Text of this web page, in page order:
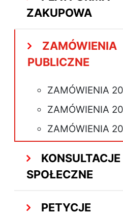
ZAKUPOWA
ZAMÓWIENIA
PUBLICZNE
ZAMÓWIENIA
ZAMÓWIENIA
ZAMÓWIENIA
KONSULTACJE
SPOŁECZNE
PETYCJE